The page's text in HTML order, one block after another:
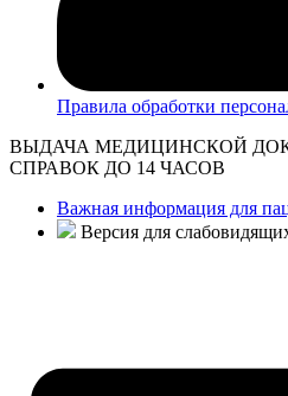
Правила обработки
ВЫДАЧА МЕДИЦИНСКОЙ
СПРАВОК ДО 14 ЧАСОВ
Важная информация для
Версия для